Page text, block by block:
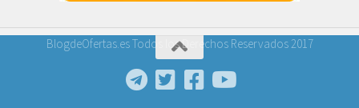
BlogdeOfertas.es Todos los Derechos Reservados 2017